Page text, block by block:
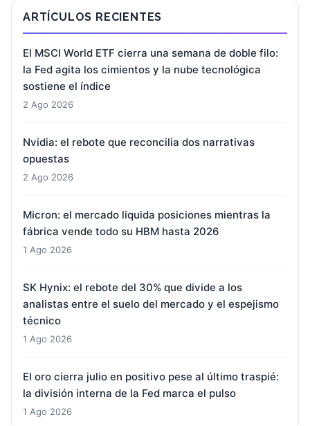
ARTÍCULOS RECIENTES
El MSCI World ETF cierra una semana de doble filo:
la Fed agita los cimientos y la nube tecnológica
sostiene el índice
2 Ago 2026
Nvidia: el rebote que reconcilia dos narrativas
opuestas
2 Ago 2026
Micron: el mercado liquida posiciones mientras la
fábrica vende todo su HBM hasta 2026
1 Ago 2026
SK Hynix: el rebote del 30% que divide a los
analistas entre el suelo del mercado y el espejismo
técnico
1 Ago 2026
El oro cierra julio en positivo pese al último traspié:
la división interna de la Fed marca el pulso
1 Ago 2026